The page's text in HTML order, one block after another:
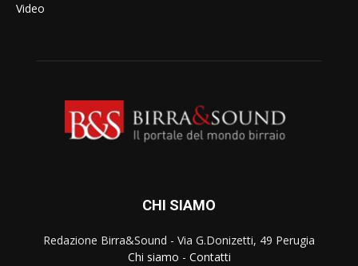
Video
CHI SIAMO
Redazione Birra&Sound - Via G.Donizetti, 49 Perugia
Chi siamo - Contatti